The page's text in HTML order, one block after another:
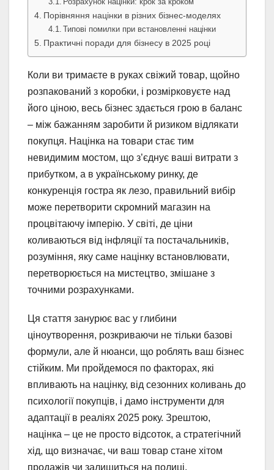
Порівняння націнки в різних бізнес-моделях
Типові помилки при встановленні націнки
Практичні поради для бізнесу в 2025 році
Коли ви тримаєте в руках свіжий товар, щойно
розпакований з коробки, і розмірковуєте над
його ціною, весь бізнес здається грою в баланс
– між бажанням заробити й ризиком відлякати
покупця. Націнка на товари стає тим
невидимим мостом, що з’єднує ваші витрати з
прибутком, а в українському ринку, де
конкуренція гостра як лезо, правильний вибір
може перетворити скромний магазин на
процвітаючу імперію. У світі, де ціни
коливаються від інфляції та постачальників,
розуміння, яку саме націнку встановлювати,
перетворюється на мистецтво, змішане з
точними розрахунками.
Ця стаття занурює вас у глибини
ціноутворення, розкриваючи не тільки базові
формули, але й нюанси, що роблять ваш бізнес
стійким. Ми пройдемося по факторах, які
впливають на націнку, від сезонних коливань до
психології покупців, і дамо інструменти для
адаптації в реаліях 2025 року. Зрештою,
націнка – це не просто відсоток, а стратегічний
хід, що визначає, чи ваш товар стане хітом
продажів чи залишиться на полиці.